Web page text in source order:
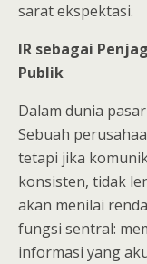
sarat ekspektasi.
IR sebagai
Publik
Dalam dunia
Sebuah
tetapi jika
konsisten, tidak
akan menilai
fungsi sentral:
informasi yang